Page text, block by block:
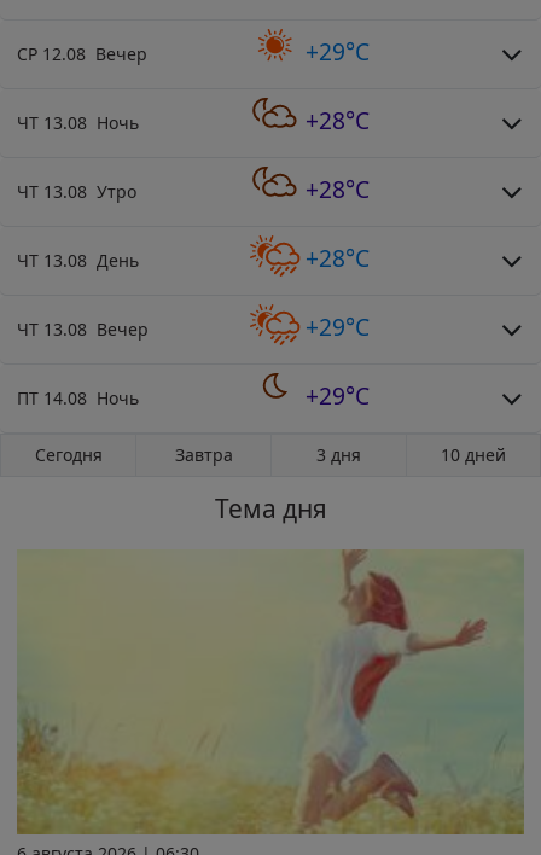
СР 12.08 Вечер +29°C
ЧТ 13.08 Ночь +28°C
ЧТ 13.08 Утро +28°C
ЧТ 13.08 День +28°C
ЧТ 13.08 Вечер +29°C
ПТ 14.08 Ночь +29°C
Сегодня Завтра 3 дня 10 дней
Тема дня